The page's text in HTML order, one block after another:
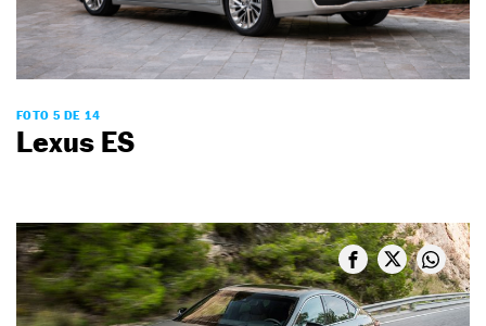
FOTO 5 DE 14
Lexus ES